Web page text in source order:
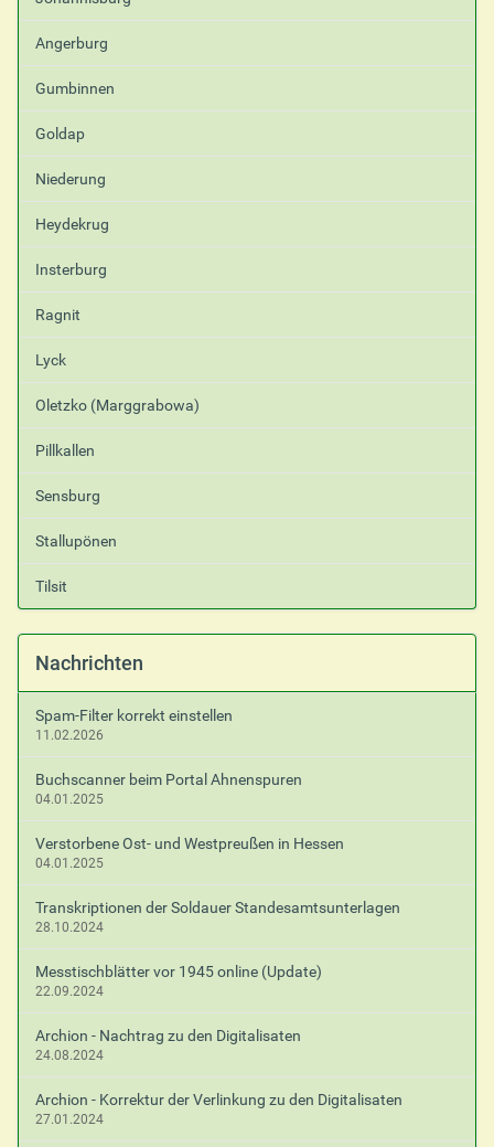
Angerburg
Gumbinnen
Goldap
Niederung
Heydekrug
Insterburg
Ragnit
Lyck
Oletzko (Marggrabowa)
Pillkallen
Sensburg
Stallupönen
Tilsit
Nachrichten
Spam-Filter korrekt einstellen
11.02.2026
Buchscanner beim Portal Ahnenspuren
04.01.2025
Verstorbene Ost- und Westpreußen in Hessen
04.01.2025
Transkriptionen der Soldauer Standesamtsunterlagen
28.10.2024
Messtischblätter vor 1945 online (Update)
22.09.2024
Archion - Nachtrag zu den Digitalisaten
24.08.2024
Archion - Korrektur der Verlinkung zu den Digitalisaten
27.01.2024